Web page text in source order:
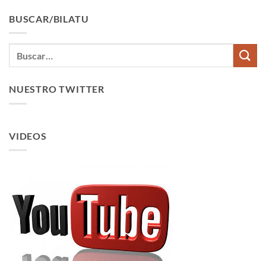
BUSCAR/BILATU
NUESTRO TWITTER
VIDEOS